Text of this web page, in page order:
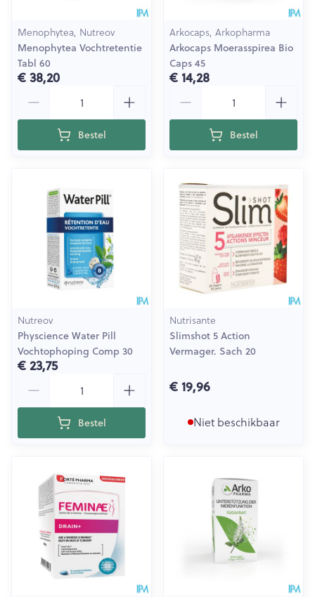
Menophytea, Nutreov
Menophytea Vochtretentie
Tabl 60
€ 38,20
Bestel
Arkocaps, Arkopharma
Arkocaps Moerasspirea Bio
Caps 45
€ 14,28
Bestel
Nutreov
Physcience Water Pill
Vochtophoping Comp 30
€ 23,75
Bestel
Nutrisante
Slimshot 5 Action
Vermager. Sach 20
€ 19,96
Niet beschikbaar